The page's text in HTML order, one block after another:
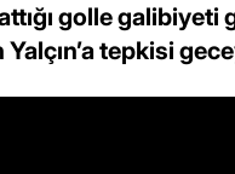
golle
tepkisi